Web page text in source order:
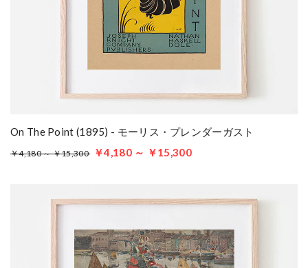
On The Point (1895) - モーリス・プレンダーガスト
￥4,180 ～ ￥15,300 ￥4,180 ～ ￥15,300